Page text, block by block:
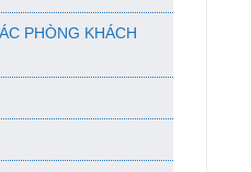
PHÒNG KHÁCH